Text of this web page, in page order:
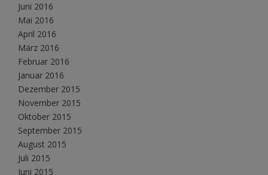
Juni 2016
Mai 2016
April 2016
März 2016
Februar 2016
Januar 2016
Dezember 2015
November 2015
Oktober 2015
September 2015
August 2015
Juli 2015
Juni 2015